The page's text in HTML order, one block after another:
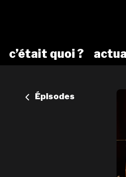
c’était quoi ?
Épisodes